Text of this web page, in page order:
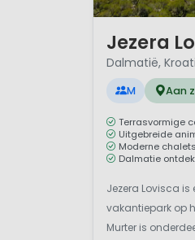
Jezera
Dalmatië,
M Aan
Terrasvormige
Uitgebreide
Moderne chalets
Dalmatie
Jezera Lovisca
vakantiepark op
Murter is